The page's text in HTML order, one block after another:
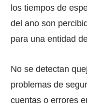
los tiempos de
del ano son
para una entidad
No se detectan
problemas de
cuentas o errores